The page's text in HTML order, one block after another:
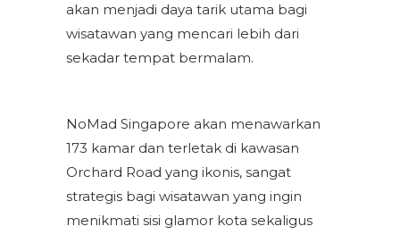
akan menjadi daya tarik utama bagi
wisatawan yang mencari lebih dari
sekadar tempat bermalam.
NoMad Singapore akan menawarkan
173 kamar dan terletak di kawasan
Orchard Road yang ikonis, sangat
strategis bagi wisatawan yang ingin
menikmati sisi glamor kota sekaligus